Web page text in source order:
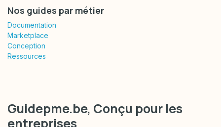
Nos guides par métier
Documentation
Marketplace
Conception
Ressources
Guidepme.be, Conçu pour les
entreprises